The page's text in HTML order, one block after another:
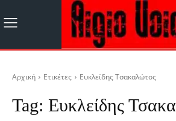
Αρχική Ετικέτες Ευκλείδης Τσακαλώτος
Tag: Ευκλείδης